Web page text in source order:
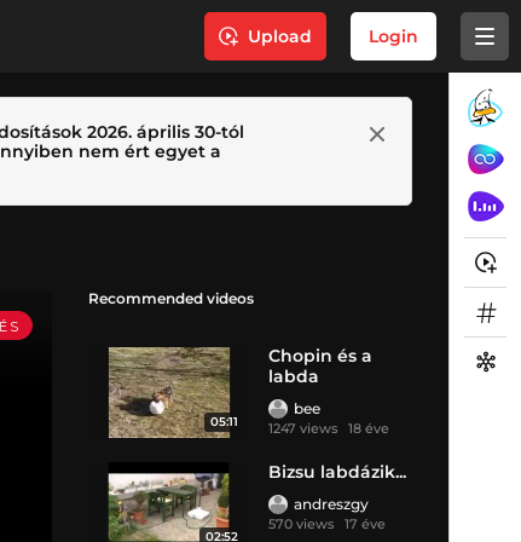
Upload Login
2026. április 30-tól
nem ért egyet a
Recommended videos
05:11
Chopin és a
labda
bee
1247 views 18 éve
02:52
Bizsu labdázik...
andreszgy
570 views 17 éve